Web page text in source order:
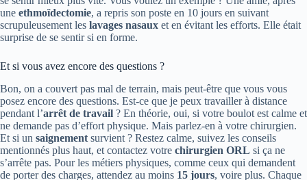
une ethmoïdectomie, a repris son poste en 10 jours en suivant
scrupuleusement les lavages nasaux et en évitant les efforts. Elle était
surprise de se sentir si en forme.
Et si vous avez encore des questions ?
Bon, on a couvert pas mal de terrain, mais peut-être que vous vous
posez encore des questions. Est-ce que je peux travailler à distance
pendant l’arrêt de travail ? En théorie, oui, si votre boulot est calme et
ne demande pas d’effort physique. Mais parlez-en à votre chirurgien.
Et si un saignement survient ? Restez calme, suivez les conseils
mentionnés plus haut, et contactez votre chirurgien ORL si ça ne
s’arrête pas. Pour les métiers physiques, comme ceux qui demandent
de porter des charges, attendez au moins 15 jours, voire plus. Chaque